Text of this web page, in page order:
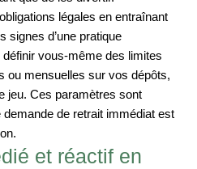
légales en entraînant
signes d’une pratique
vous-même des limites
ou mensuelles sur vos dépôts,
jeu. Ces paramètres sont
de retrait immédiat est
et réactif en